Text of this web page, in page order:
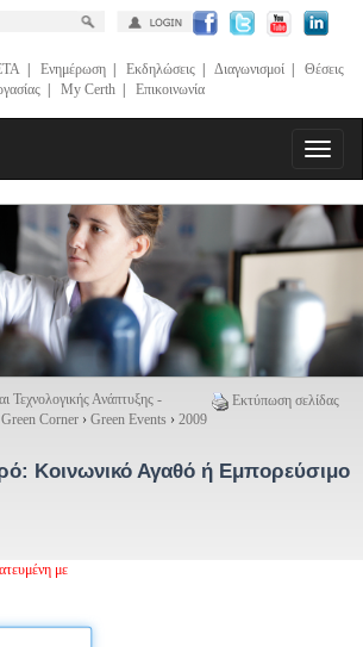
| Ενημέρωση| Εκδηλώσεις| Διαγωνισμοί| Θέσεις
My Certh Επικοινωνία
Εκτύπωση σελίδας
Τεχνολογικής Ανάπτυξης -
Green Corner › Green Events › 2009
Κοινωνικό Αγαθό ή Εμπορεύσιμο
με